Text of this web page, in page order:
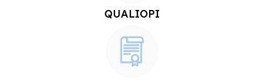
QUALIOPI